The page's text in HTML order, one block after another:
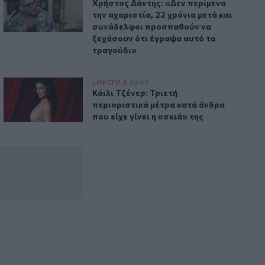
περιοχή της γέφυρας Ξηροποτάμου
Θεοδωρίδου με τη μητέρα τηςΧρήστος Δάντης: «Δεν περίμενα την
Χρήστος Δάντης: «Δεν περίμενα
την αχαριστία, 22 χρόνια μετά και
συνάδελφοι προσπαθούν να
ξεχάσουν ότι έγραψα αυτό το
τραγούδι»
το τέλος του 2026
«κλειδώνει» για το τέλος του 2026
Κάιλι Τζένερ: Τριετή περιοριστικά μέτρα κατά άνδρα που
LIFESTYLE 02:49
Κάιλι Τζένερ: Τριετή περιοριστικά
Κάιλι Τζένερ: Τριετή
περιοριστικά μέτρα κατά άνδρα
που είχε γίνει η «σκιά» της